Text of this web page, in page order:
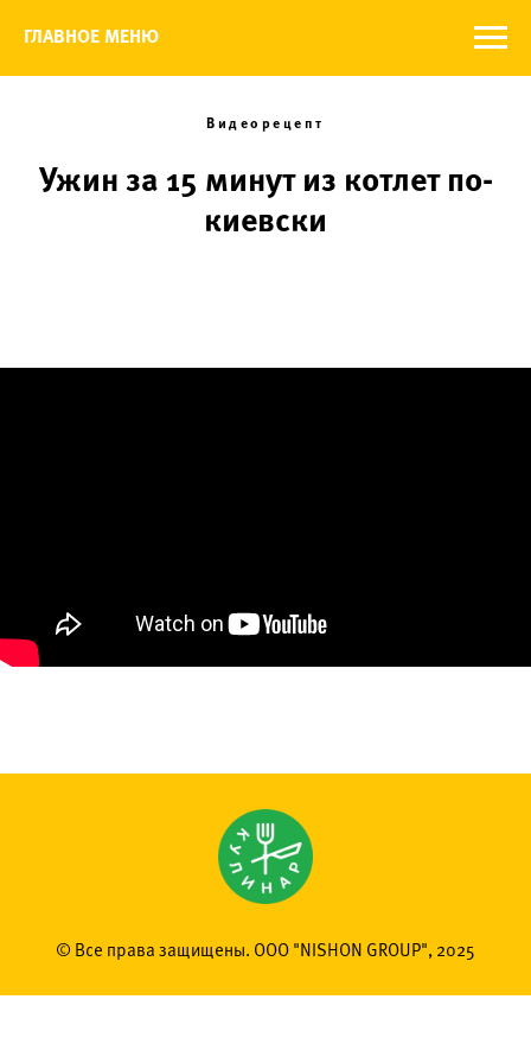
ГЛАВНОЕ МЕНЮ
Видеорецепт
Ужин за 15 минут из котлет по-
киевски
© Все права защищены. OOO "NISHON GROUP", 2025